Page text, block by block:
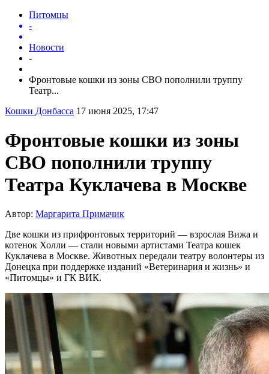
Питомцы
-
Новости
-
Фронтовые кошки из зоны СВО пополнили труппу
Театр...
Кошки Донбасса 17 июня 2025, 17:47
Фронтовые кошки из зоны
СВО пополнили труппу
Театра Куклачева в Москве
Автор: Маргарита Примачик
Две кошки из прифронтовых территорий — взрослая Вижа и
котенок Холли — стали новыми артистами Театра кошек
Куклачева в Москве. Животных передали театру волонтеры из
Донецка при поддержке изданий «Ветеринария и жизнь» и
«Питомцы» и ГК ВИК.